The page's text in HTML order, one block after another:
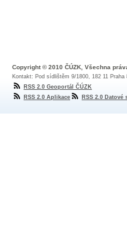
Copyright © 2010 ČÚZK, Všechna
Kontakt: Pod sídlištěm 9/1800, 182 11
RSS 2.0 Geoportál ČÚZK
RSS 2.0 Aplikace
RSS 2.0 Datové